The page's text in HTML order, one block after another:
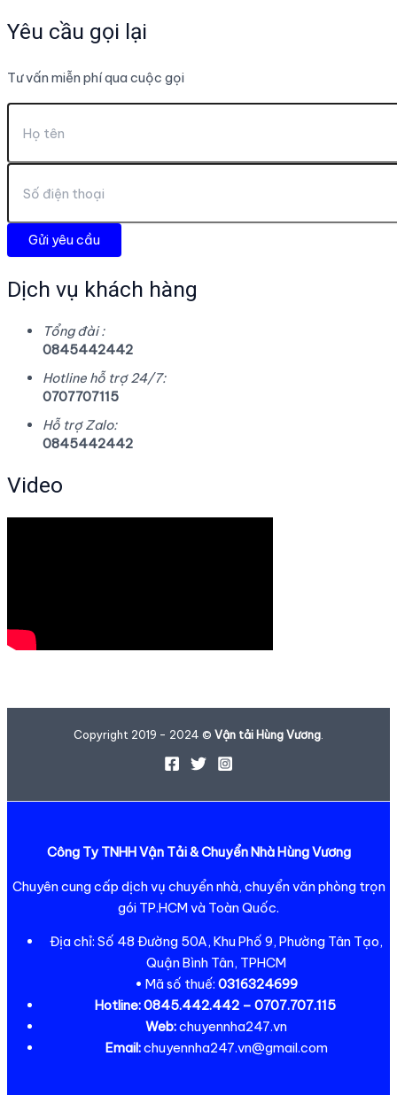
Yêu cầu gọi lại
Tư vấn miễn phí qua cuộc gọi
Dịch vụ khách hàng
Tổng đài :
0845442442
Hotline hỗ trợ 24/7:
0707707115
Hỗ trợ Zalo:
0845442442
Video
Copyright 2019 - 2024 © Vận tải Hùng Vương.
Công Ty TNHH Vận Tải & Chuyển Nhà Hùng Vương
Chuyên cung cấp dịch vụ chuyển nhà, chuyển văn phòng trọn
gói TP.HCM và Toàn Quốc.
Địa chỉ: Số 48 Đường 50A, Khu Phố 9, Phường Tân Tạo,
Quận Bình Tân, TPHCM
• Mã số thuế: 0316324699
Hotline:0845.442.442 – 0707.707.115
Web:chuyennha247.vn
Email:chuyennha247.vn@gmail.com